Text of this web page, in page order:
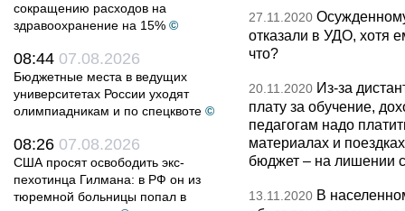
сокращению расходов на
здравоохранение на 15% ©
08:44 07.08.2026
Бюджетные места в ведущих
университетах России уходят
олимпиадникам и по спецквоте ©
08:26 07.08.2026
США просят освободить экс-
пехотинца Гилмана: в РФ он из
тюремной больницы попал в
27.11.2020
отказали в УДО, хотя
что?
20.11.2020 Из-за
плату за обучение,
педагогам надо
материалах и
бюджет – на лишении
13.11.2020 В